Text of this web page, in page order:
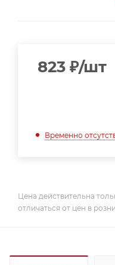
823 ₽/шт
Временно
Цена действительна
отличаться от цен в